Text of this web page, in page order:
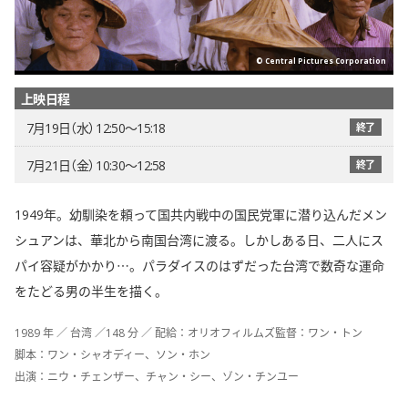
© Central Pictures Corporation
上映日程
7月19日（水） 12:50〜15:18
終了
7月21日（金） 10:30〜12:58 終了
1949年。幼馴染を頼って国共内戦中の国民党軍に潜り込んだメン
シュアンは、華北から南国台湾に渡る。しかしある日、二人にス
パイ容疑がかかり…。パラダイスのはずだった台湾で数奇な運命
をたどる男の半生を描く。
1989 年 ／ 台湾 ／148 分 ／ 配給：オリオフィルムズ監督：ワン・トン
脚本：ワン・シャオディー、ソン・ホン
出演：ニウ・チェンザー、チャン・シー、ゾン・チンユー